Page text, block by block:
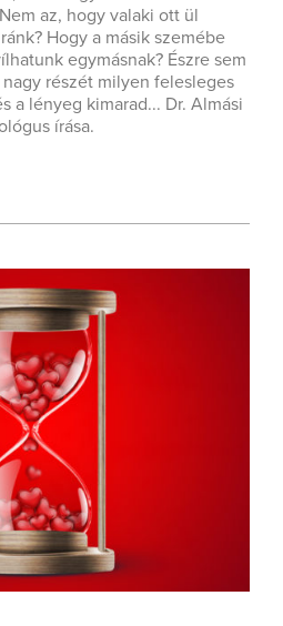
az, hogy valaki ott ül
Hogy a másik szemébe
egymásnak? Észre sem
részét milyen felesleges
a lényeg kimarad... Dr. Almási
írása.